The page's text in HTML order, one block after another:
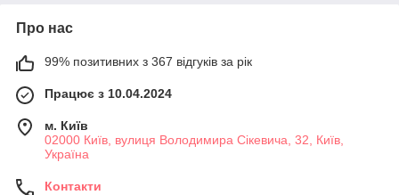
Про нас
99% позитивних з 367 відгуків за рік
Працює з 10.04.2024
м. Київ
02000 Київ, вулиця Володимира Сікевича, 32, Київ,
Україна
Контакти